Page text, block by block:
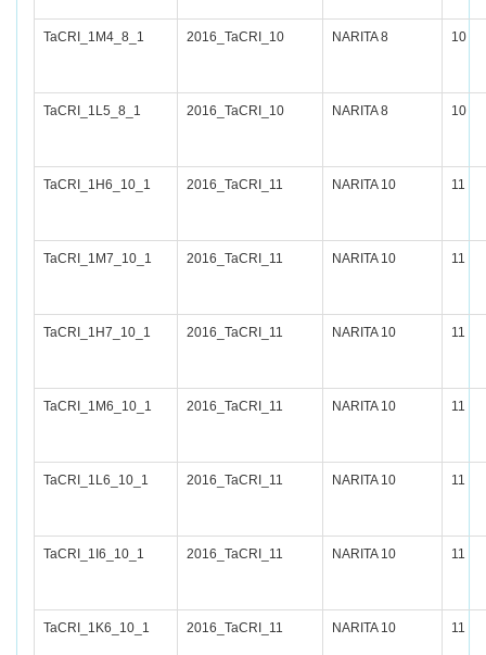
TaCRI_1M4_8_1 2016_TaCRI_10 NARITA 8 10
TaCRI_1L5_8_1 2016_TaCRI_10 NARITA 8 10
TaCRI_1H6_10_1 2016_TaCRI_11 NARITA 10 11
TaCRI_1M7_10_1 2016_TaCRI_11 NARITA 10 11
TaCRI_1H7_10_1 2016_TaCRI_11 NARITA 10 11
TaCRI_1M6_10_1 2016_TaCRI_11 NARITA 10 11
TaCRI_1L6_10_1 2016_TaCRI_11 NARITA 10 11
TaCRI_1I6_10_1 2016_TaCRI_11 NARITA 10 11
TaCRI_1K6_10_1 2016_TaCRI_11 NARITA 10 11